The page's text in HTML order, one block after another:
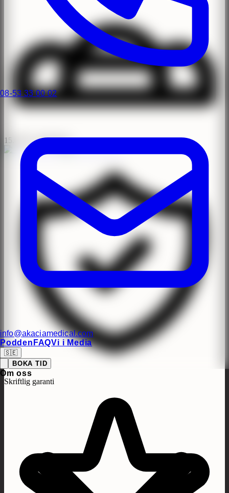
08-53 33 00 02
info@akaciamedical.com
Podden FAQVi i Media
🇸🇪
BOKA TID
Om oss
15.000+ operationer
Skriftlig garanti